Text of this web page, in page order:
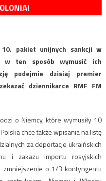
pakiet unijnych sankcji w
w ten sposób wymusić ich
podejmie dzisiaj premier
dziennikarce RMF FM
o Niemcy, które wymusiły 10
chce także wpisania na listę
za deportacje ukraińskich
i zakazu importu rosyjskich
zmniejszenie o 1/3 kontyngentu